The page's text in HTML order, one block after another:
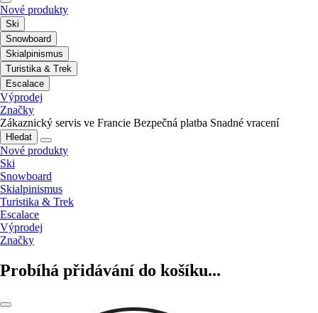
Nové produkty
Ski
Snowboard
Skialpinismus
Turistika & Trek
Escalace
Výprodej
Značky
Zákaznický servis ve Francie Bezpečná platba Snadné vracení
Hledat
Nové produkty
Ski
Snowboard
Skialpinismus
Turistika & Trek
Escalace
Výprodej
Značky
Probíhá přidávání do košíku...